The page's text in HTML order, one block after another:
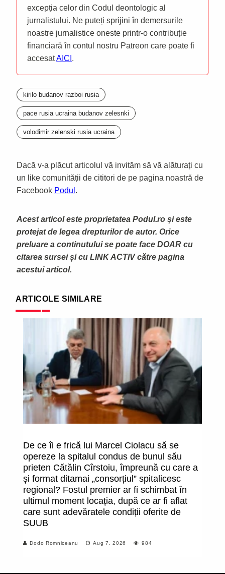
excepția celor din Codul deontologic al
jurnalistului. Ne puteți sprijini în demersurile
noastre jurnalistice oneste printr-o contribuție
financiară în contul nostru Patreon care poate fi
accesatAICI .
kirilo budanov razboi rusia
pace rusia ucraina budanov zelesnki
volodimir zelenski rusia ucraina
Dacă v-a plăcut articolul vă invităm să vă alăturați cu
un like comunității de cititori de pe pagina noastră de
Facebook Podul .
Acest articol este proprietatea Podul.ro și este
protejat de legea drepturilor de autor. Orice
preluare a continutului se poate face DOAR cu
citarea sursei și cu LINK ACTIV către pagina
acestui articol.
ARTICOLE SIMILARE
De ce îi e frică lui Marcel Ciolacu să se
opereze la spitalul condus de bunul său
prieten Cătălin Cîrstoiu, împreună cu care a
și format ditamai „consorțiul” spitalicesc
regional? Fostul premier ar fi schimbat în
ultimul moment locația, după ce ar fi aflat
care sunt adevăratele condiții oferite de
SUUB
Dodo Romniceanu Aug 7, 2026 984